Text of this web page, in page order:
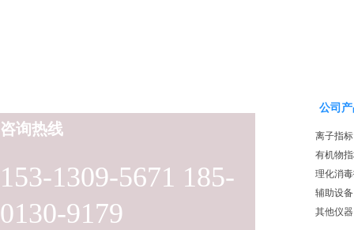
153-1309-5671 185-
0130-9179
咨询热线
公司
离子指标
有机物
理化消
辅助设备
其他仪器